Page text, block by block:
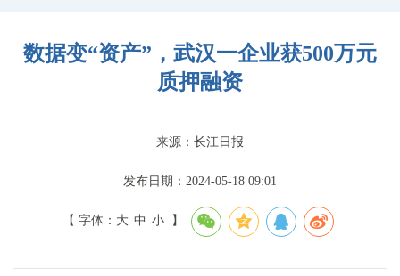
数据变“资产”，武汉一企业获500万元
质押融资
来源：长江日报
发布日期：2024-05-18 09:01
【 字体： 大 中 小 】